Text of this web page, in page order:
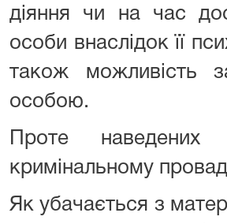
діяння чи на час
особи внаслідок її
також можливість
особою.
Проте
кримінальному
Як убачається з